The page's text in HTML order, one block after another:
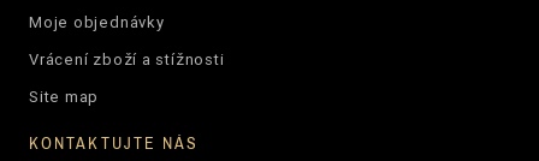
Moje objednávky
Vrácení zboží a stížnosti
Site map
KONTAKTUJTE NÁS